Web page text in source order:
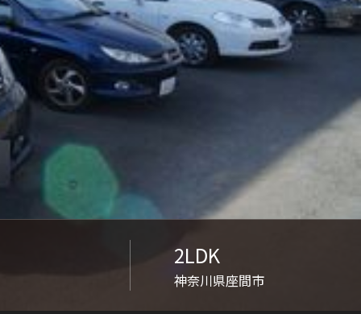
イフサポート
ス付き・シニア向け
よくある質問
2LDK
神奈川県座間市